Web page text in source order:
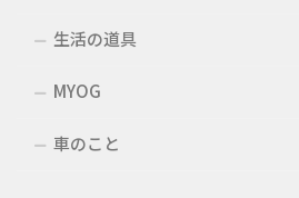
生活の道具
MYOG
車のこと